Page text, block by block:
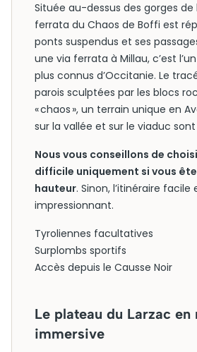
Située au-dessus des gorges de
ferrata du Chaos de Boffi est
ponts suspendus et ses
une via ferrata à Millau, c’est
plus connus d’Occitanie. Le
parois sculptées par les blocs
« chaos », un terrain unique en
sur la vallée et sur le viaduc
Nous vous conseillons de
difficile uniquement si vous
hauteur. Sinon, l’itinéraire facile
impressionnant.
Tyroliennes facultatives
Surplombs sportifs
Accès depuis le Causse Noir
Le plateau du Larzac en
immersive